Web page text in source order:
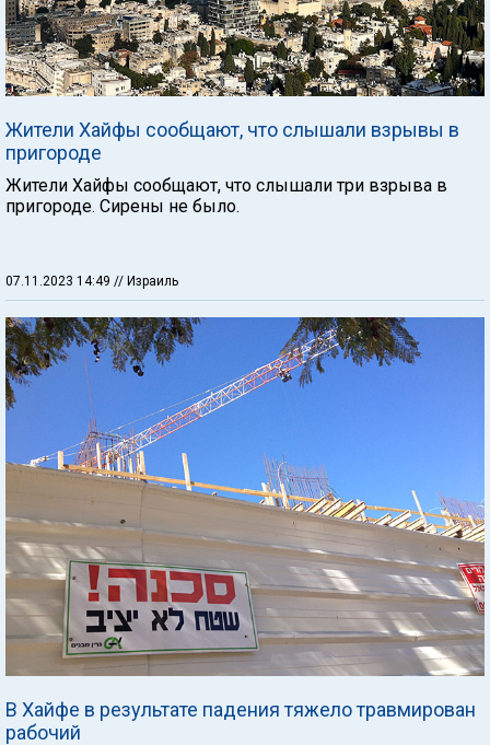
Жители Хайфы сообщают, что слышали взрывы в
пригороде
Жители Хайфы сообщают, что слышали три взрыва в
пригороде. Сирены не было.
07.11.2023 14:49 // Израиль
В Хайфе в результате падения тяжело травмирован
рабочий